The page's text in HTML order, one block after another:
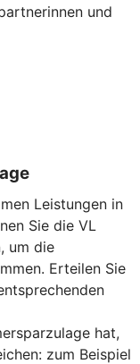
und
Leistungen in
Sie die VL
um die
Erteilen Sie
hat,
zum Beispiel